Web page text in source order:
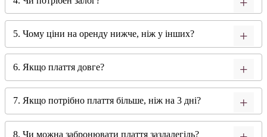
5. Чому ціни на оренду нижче, ніж у інших?
6. Якщо плаття довге?
7. Якщо потрібно плаття більше, ніж на 3 дні?
8. Чи можна забронювати плаття заздалегідь?